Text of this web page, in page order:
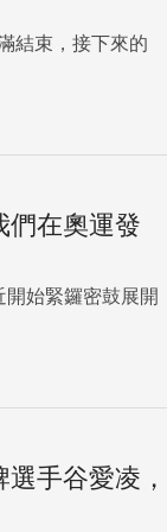
結束，接下來的
們在奧運發
始緊鑼密鼓展開
選手谷愛凌，